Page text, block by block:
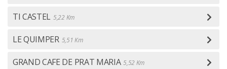
TI CASTEL 5,22 Km
LE QUIMPER 5,51 Km
GRAND CAFE DE PRAT MARIA 5,52 Km